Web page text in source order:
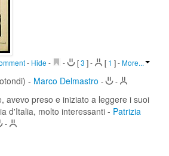
- Hide - - [3 ]- [ 1 ]-More...
- Marco Delmastro - -
avevo preso e iniziato a leggere i suoi
d'Italia, molto interessanti - Patrizia
-